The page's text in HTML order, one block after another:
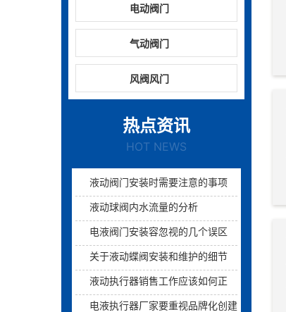
电动阀门
气动阀门
风阀风门
热点资讯
HOT NEWS
液动阀门安装时需要注意的事项介绍
液动球阀内水流量的分析
电液阀门安装容忽视的几个误区
关于液动蝶阀安装和维护的细节介绍
液动执行器销售工作应该如何正确的开展
电液执行器厂家要重视品牌化创建